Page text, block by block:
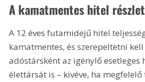
A kamatmentes hitel
A 12 éves futamidejű hitel
kamatmentes, és szerepeltetni
adóstársként az igénylő esetleges
élettársát is – kivéve, ha